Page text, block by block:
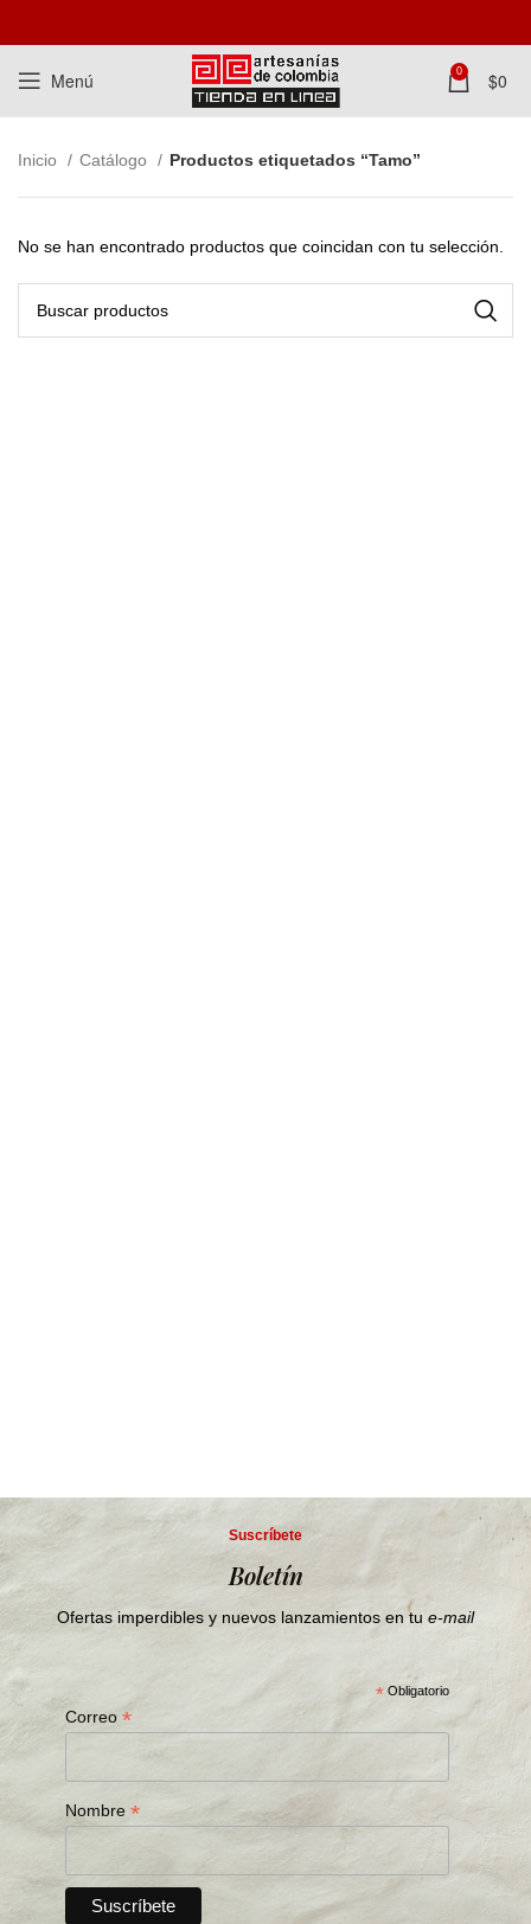
Menú 0 $0
Inicio Catálogo Productos etiquetados “Tamo”
No se han encontrado productos que coincidan con tu selección.
Suscríbete
Boletín
Ofertas imperdibles y nuevos lanzamientos en tu e-mail
* Obligatorio
Correo*
Nombre*